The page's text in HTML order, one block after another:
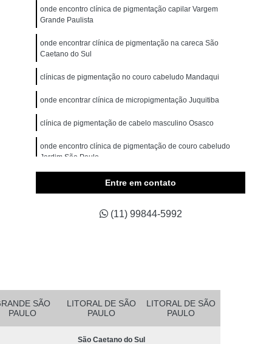
Micropigmentação Capilar para Calvície
Micropigmentação Cabelo Feminino
Micropigmentação Cabelo Masculino
Micropigmentação Capilar 4d
Micropigmentação Capilar Cabelo Grande
Testa
Micropigmentação Capilar Realista
Micropigmentação de Cabelo 3d
Micropigmentação Masculina Cabelo
Barba Fio a Fio Rio Grande da Serra
do Sul
Micropigmentação em Barba Mauá
onde encontro clínica de pigmentação capilar Vargem
Grande Paulista
onde encontrar clínica de pigmentação na careca São
Caetano do Sul
clínicas de pigmentação no couro cabeludo Mandaqui
onde encontrar clínica de micropigmentação Juquitiba
clínica de pigmentação de cabelo masculino Osasco
onde encontro clínica de pigmentação de couro cabeludo
Jardim São Paulo
clínica de pigmentação capilar em entradas em sp São
Entre em contato
(11) 99844-5992
SÃO
PAULO
LITORAL DE SÃO
PAULO
LITORAL DE SÃO
PAULO
São Caetano do Sul